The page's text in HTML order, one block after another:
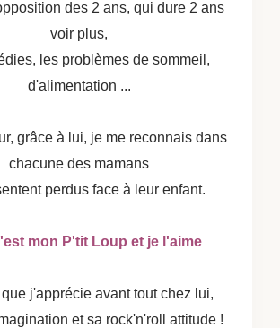
des 2 ans, qui dure 2 ans
voir plus,
les problèmes de sommeil,
d'alimentation ...
grâce à lui, je me reconnais dans
chacune des mamans
perdus face à leur enfant.
mon P'tit Loup et je l'aime
j'apprécie avant tout chez lui,
et sa rock'n'roll attitude !